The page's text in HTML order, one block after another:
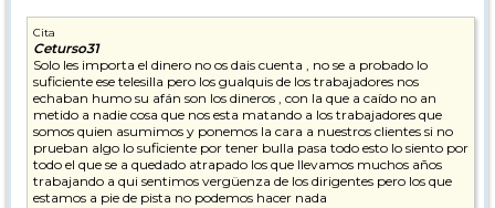
Cita
Ceturso31
Solo les importa el dinero no os dais cuenta , no se a probado lo
suficiente ese telesilla pero los gualquis de los trabajadores nos
echaban humo su afán son los dineros , con la que a caído no an
metido a nadie cosa que nos esta matando a los trabajadores que
somos quien asumimos y ponemos la cara a nuestros clientes si no
prueban algo lo suficiente por tener bulla pasa todo esto lo siento por
todo el que se a quedado atrapado los que llevamos muchos años
trabajando a qui sentimos vergüenza de los dirigentes pero los que
estamos a pie de pista no podemos hacer nada